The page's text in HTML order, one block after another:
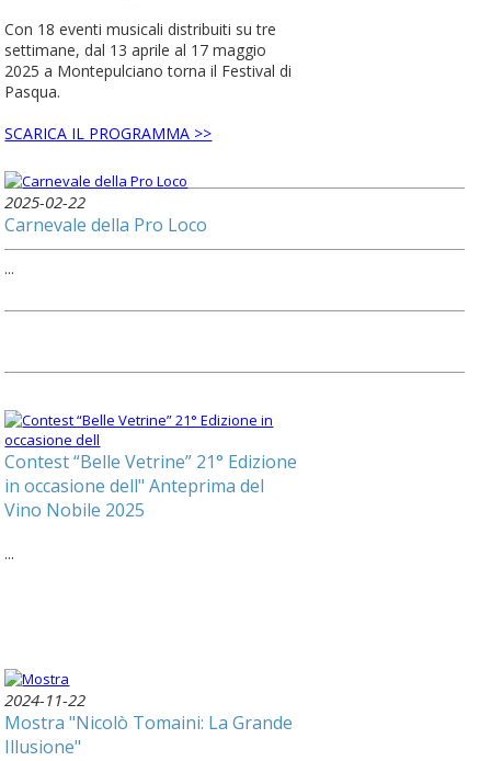
Con 18 eventi musicali distribuiti su tre
settimane, dal 13 aprile al 17 maggio
2025 a Montepulciano torna il Festival di
Pasqua.
SCARICA IL PROGRAMMA >>
2025-02-22
Carnevale della Pro Loco
...
Contest “Belle Vetrine” 21° Edizione
in occasione dell" Anteprima del
Vino Nobile 2025
...
2024-11-22
Mostra "Nicolò Tomaini: La Grande
Illusione"